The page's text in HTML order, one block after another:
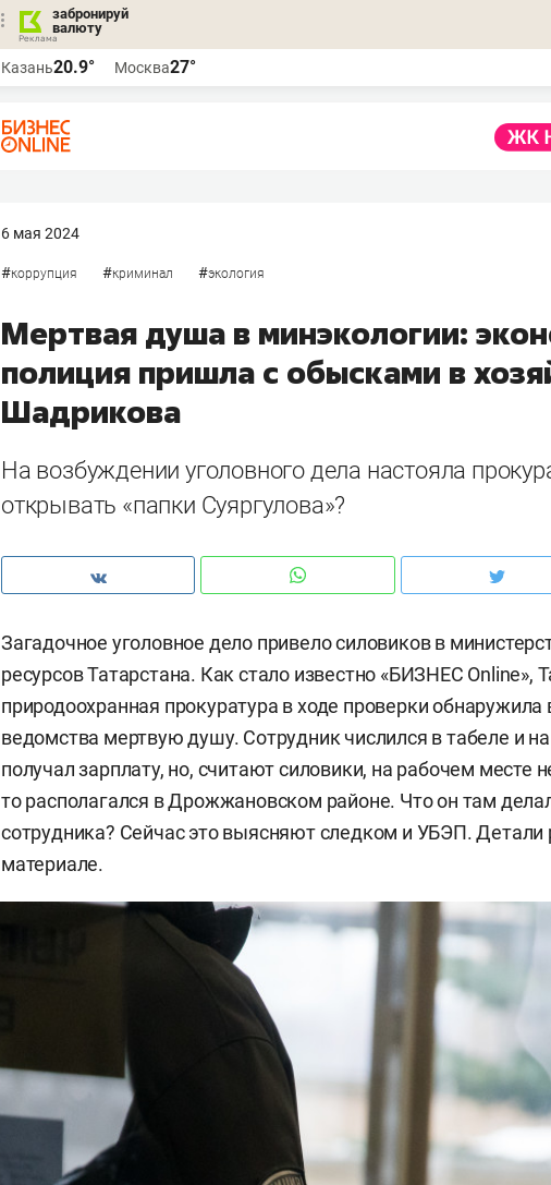
забронируй
валюту
Казань20.9° Москва27°
6 мая 2024
#коррупция #криминал #экология
Мертвая душа в минэкологии:
полиция пришла с обысками в
Шадрикова
На возбуждении уголовного дела настояла
открывать «папки Суяргулова»?
Загадочное уголовное дело привело силовиков в
ресурсов Татарстана. Как стало известно «БИЗНЕС Online»,
природоохранная прокуратура в ходе проверки обнаружила
ведомства мертвую душу. Сотрудник числился в табеле и
получал зарплату, но, считают силовики, на рабочем месте
то располагался в Дрожжановском районе. Что он там
сотрудника? Сейчас это выясняют следком и УБЭП.
материале.